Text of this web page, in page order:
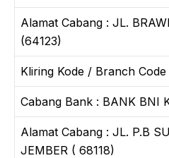
Alamat Cabang : JL.
(64123)
Kliring Kode / Branch
Cabang Bank : BANK BNI
Alamat Cabang : JL. P.B
JEMBER ( 68118)